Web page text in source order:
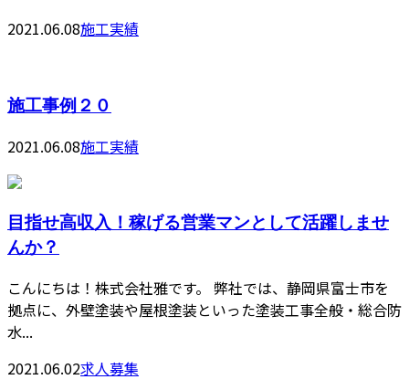
2021.06.08施工実績
施工事例２０
2021.06.08施工実績
目指せ高収入！稼げる営業マンとして活躍しませ
んか？
こんにちは！株式会社雅です。 弊社では、静岡県富士市を
拠点に、外壁塗装や屋根塗装といった塗装工事全般・総合防
水...
2021.06.02求人募集